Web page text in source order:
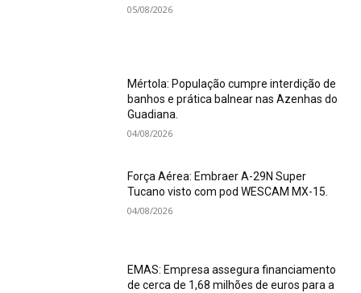
05/08/2026
Mértola: População cumpre interdição de
banhos e prática balnear nas Azenhas do
Guadiana.
04/08/2026
Força Aérea: Embraer A-29N Super
Tucano visto com pod WESCAM MX-15.
04/08/2026
EMAS: Empresa assegura financiamento
de cerca de 1,68 milhões de euros para a